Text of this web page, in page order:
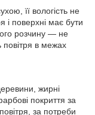
її вологість не
і поверхні має бути
розчину — не
повітря в межах
жирні
покриття за
за потреби